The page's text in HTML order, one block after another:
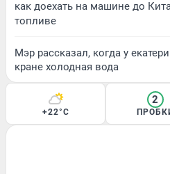
как доехать на машине до
топливе
Мэр рассказал, когда у
кране холодная вода
+22°C
2